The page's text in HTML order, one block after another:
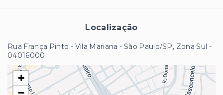
Localização
Rua França Pinto - Vila Mariana - São Paulo/SP, Zona Sul -
04016000
+